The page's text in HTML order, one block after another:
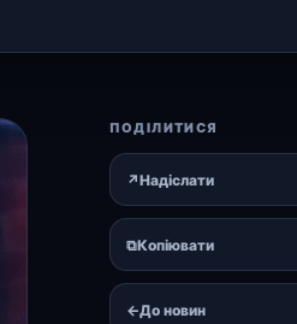
ПОДІЛИТИСЯ
↗Надіслати
⧉Копіювати
←До новин